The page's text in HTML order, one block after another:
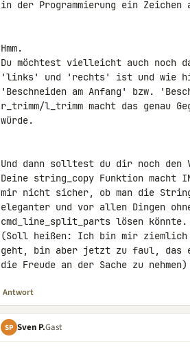
in der Programmierung ein Zeichen
Hmm.
Du möchtest vielleicht auch noch
'links' und 'rechts' ist und wie hier
'Beschneiden am Anfang' bzw.
r_trimm/l_trimm macht das genau
würde.
Und dann solltest du dir noch den
Deine string_copy Funktion macht
mir nicht sicher, ob man die
eleganter und vor allen Dingen
cmd_line_split_parts lösen könnte.
(Soll heißen: Ich bin mir
geht, bin aber jetzt zu faul, das
die Freude an der Sache zu nehmen)
Antwort
SP Sven P.Gast